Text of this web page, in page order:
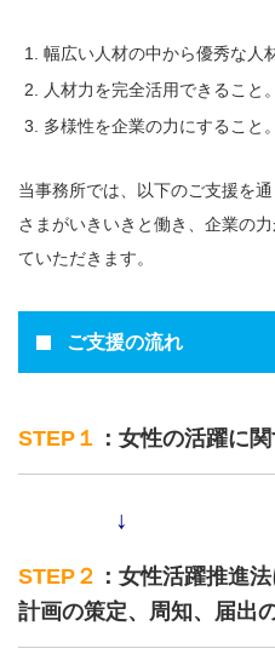
幅広い人材の中から優秀な人
人材力を完全活用できること。
多様性を企業の力にすること。
当事務所では、以下のご支援を
さまがいきいきと働き、企業の
ていただきます。
ご支援の流れ
STEP１ ：女性の活躍に
↓
STEP２ ：女性活躍推進
計画の策定、周知、届出